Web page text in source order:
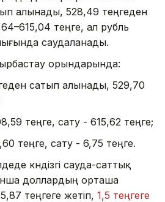
алынады, 528,49 теңгеден
теңге, ал рубль
саудаланады.
орындарында:
сатып алынады, 529,70
теңге, сату - 615,62 теңге;
теңге, сату - 6,75 теңге.
күндізгі сауда-саттық
доллардың орташа
теңгеге жетіп, 1,5 теңгеге